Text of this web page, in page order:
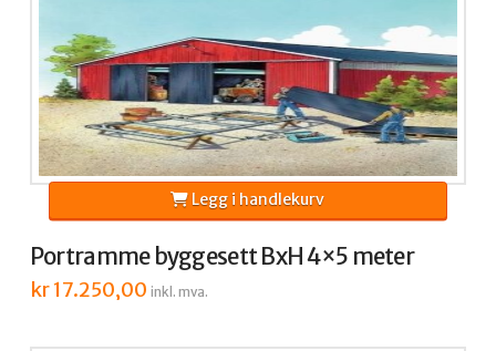
Portramme byggesett BxH 4×5 meter
kr17.250,00 inkl. mva.
Legg i handlekurv